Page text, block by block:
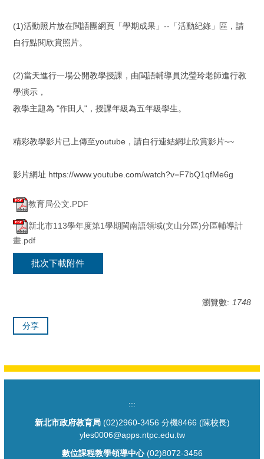
(1)活動照片放在閩語團網頁「學期成果」--「活動紀錄」區，請
自行點閱欣賞照片。
(2)當天進行一場公開教學授課，由閩語輔導員沈瑩玲老師進行教
學演示，
教學主題為 "作田人"，授課年級為五年級學生。
精彩教學影片已上傳至youtube，請自行連結網址欣賞影片~~
影片網址 https://www.youtube.com/watch?v=F7bQ1qfMe6g
教育局公文.PDF
新北市113學年度第1學期閩南語領域(文山分區)分區輔導計
畫.pdf
批次下載附件
瀏覽數: 1748
分享
:::
新北市政府教育局(02)2960-3456 分機8466 (陳校長)
yles0006@apps.ntpc.edu.tw
數位課程教學領導中心(02)8072-3456